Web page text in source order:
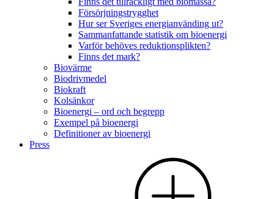
Försörjningstrygghet
Hur ser Sveriges energianvänding ut?
Sammanfattande statistik om bioenergi
Varför behöves reduktionsplikten?
Finns det mark?
Biovärme
Biodrivmedel
Biokraft
Kolsänkor
Bioenergi – ord och begrepp
Exempel på bioenergi
Definitioner av bioenergi
Press